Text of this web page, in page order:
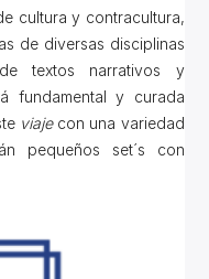
cultura y contracultura,
de diversas disciplinas
de textos narrativos y
fundamental y curada
viajecon una variedad
pequeños set´s con